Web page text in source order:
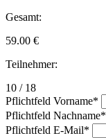
Gesamt:
59.00 €
Teilnehmer:
10 / 18
Pflichtfeld Vorname*
Pflichtfeld Nachname*
Pflichtfeld E-Mail*